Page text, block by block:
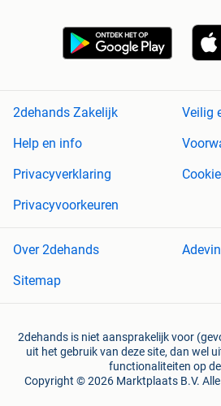
2dehands Zakelijk
Veilig
Help en info
Privacyverklaring
Privacyvoorkeuren
Over 2dehands
Sitemap
2dehands is niet aansprakelijk voor
uit het gebruik van deze site, dan wel
functionaliteiten op
Copyright © 2026 Marktplaats B.V.